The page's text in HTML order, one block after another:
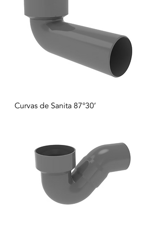
Curvas de Sanita 87°30’